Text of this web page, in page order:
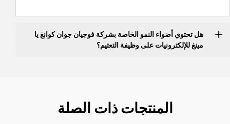
هل تحتوي أضواء النمو الخاصة بشركة فوجيان جوان كوانغ يا
مينغ للإلكترونيات على وظيفة التعتيم؟
المنتجات ذات الصلة